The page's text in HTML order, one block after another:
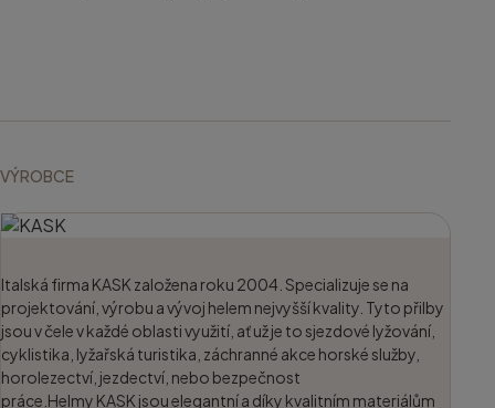
VÝROBCE
Italská firma KASK založena roku 2004. Specializuje se na
projektování, výrobu a vývoj helem nejvyšší kvality. Tyto přilby
jsou v čele v každé oblasti využití, ať už je to sjezdové lyžování,
cyklistika, lyžařská turistika, záchranné akce horské služby,
horolezectví, jezdectví, nebo bezpečnost
práce.Helmy KASK jsou elegantní a díky kvalitním materiálům